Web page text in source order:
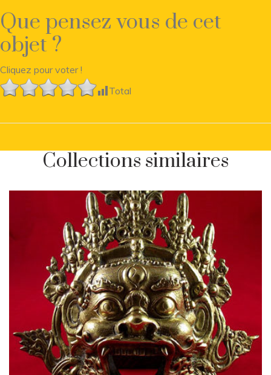
Que pensez vous de cet
objet ?
Cliquez pour voter !
Total
Collections similaires